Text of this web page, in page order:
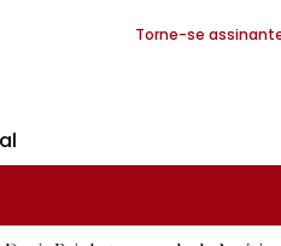
Torne-se